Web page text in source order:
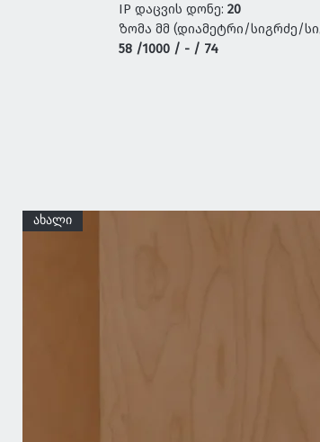
IP დაცვის დონე: 20
ზომა მმ (დიამეტრი/სიგრძე/
58 /1000 / - / 74
ახალი